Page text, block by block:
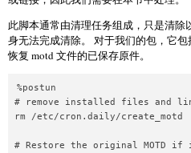
此脚本通常由清理任务组成，只是清除
身无法完成清除。 对于我们的包，它包
恢复 motd 文件的已保存原件。
%postun
# remove installed files and
rm /etc/cron.daily/create_motd
# Restore the original MOTD if